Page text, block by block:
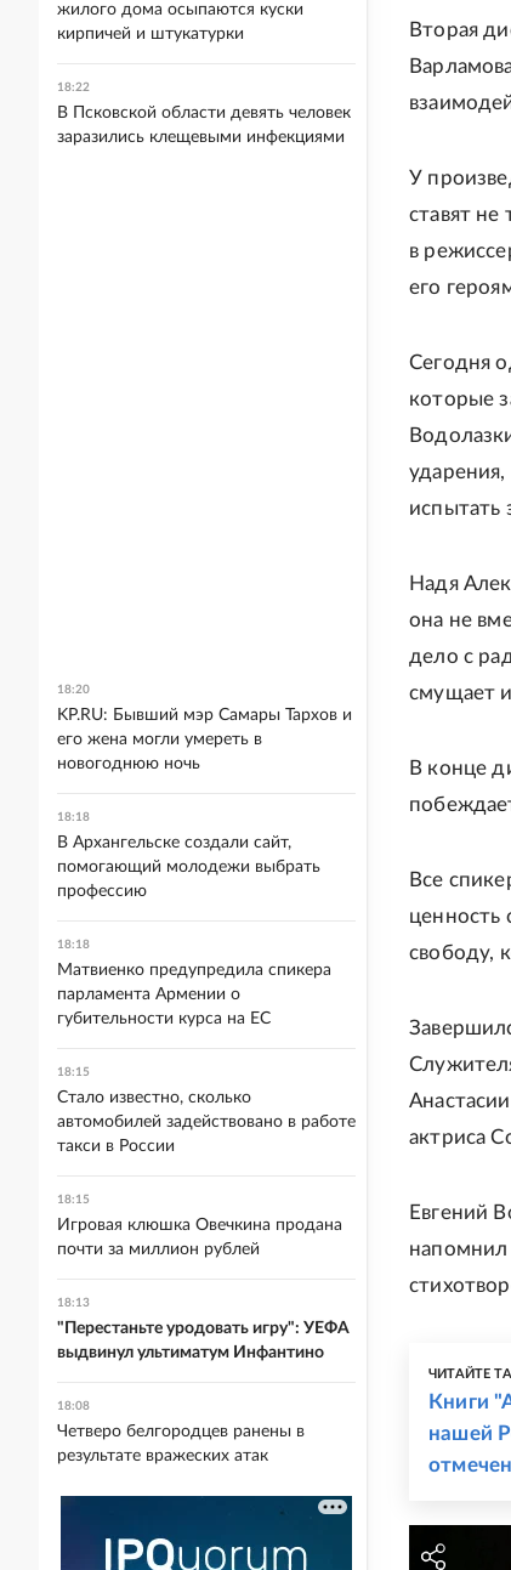
Вторая
У
ставят не
в
его
Сегодня
которые
испытать
Надя
она не
дело с
смущает и
В конце
Все
ценность
свободу,
актриса
Евгений
напомнил
ЧИТАЙТЕ
Книги
нашей
жилого дома осыпаются куски
кирпичей и штукатурки
18:22
В Псковской области девять человек
заразились клещевыми инфекциями
18:20
KP.RU: Бывший мэр Самары Тархов и
его жена могли умереть в
новогоднюю ночь
18:18
В Архангельске создали сайт,
помогающий молодежи выбрать
профессию
18:18
Матвиенко предупредила спикера
парламента Армении о
губительности курса на ЕС
18:15
Стало известно, сколько
автомобилей задействовано в работе
такси в России
18:15
Игровая клюшка Овечкина продана
почти за миллион рублей
18:13
"Перестаньте уродовать игру": УЕФА
выдвинул ультиматум Инфантино
18:08
Четверо белгородцев ранены в
результате вражеских атак